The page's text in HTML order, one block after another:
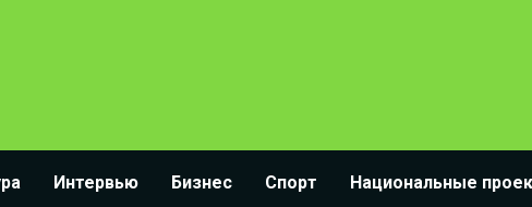
Интервью Бизнес Спорт Национальные